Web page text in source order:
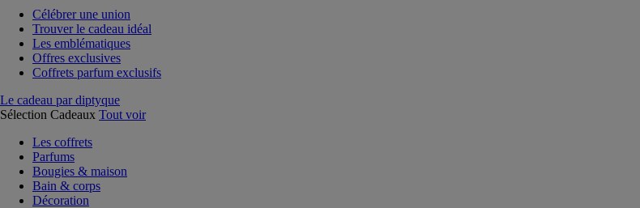
Célébrer une union
Trouver le cadeau idéal
Les emblématiques
Offres exclusives
Coffrets parfum exclusifs
Le cadeau par diptyque
Sélection Cadeaux Tout voir
Les coffrets
Parfums
Bougies & maison
Bain & corps
Décoration